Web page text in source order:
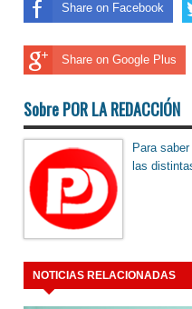
Share on Facebook
Share on Google Plus
Sobre POR LA REDACCIÓN
Para
las
NOTICIAS RELACIONADAS